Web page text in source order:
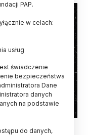
PAP.
w celach:
usług
świadczenie
bezpieczeństwa
Dane
danych
na podstawie
do danych,